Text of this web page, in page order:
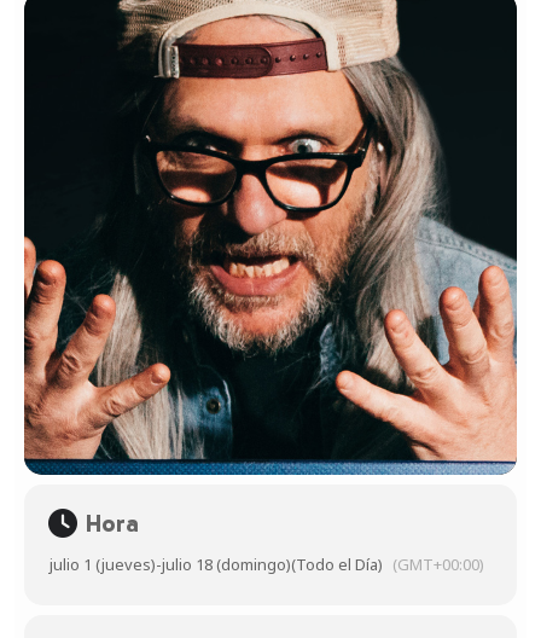
Hora
julio 1 (jueves)-julio 18 (domingo)(Todo el Día) (GMT+00:00)